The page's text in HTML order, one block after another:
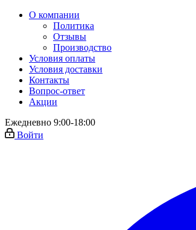
О компании
Политика
Отзывы
Производство
Условия оплаты
Условия доставки
Контакты
Вопрос-ответ
Акции
Ежедневно 9:00-18:00
Войти